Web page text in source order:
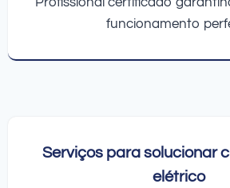
funcionamento
Serviços para solucionar
elétrico